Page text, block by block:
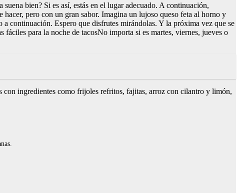
bien? Si es así, estás en el lugar adecuado. A continuación,
hacer, pero con un gran sabor. Imagina un lujoso queso feta al horno y
continuación. Espero que disfrutes mirándolas. Y la próxima vez que se
para la noche de tacosNo importa si es martes, viernes, jueves o
con ingredientes como frijoles refritos, fajitas, arroz con cilantro y limón,